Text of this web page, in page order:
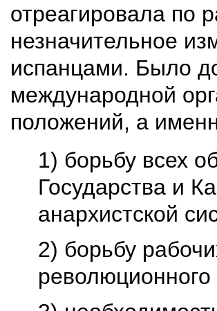
отреагировала по
незначительное
испанцами. Было
международной
положений, а
1) борьбу всех
Государства и
анархистской
2) борьбу
революционного